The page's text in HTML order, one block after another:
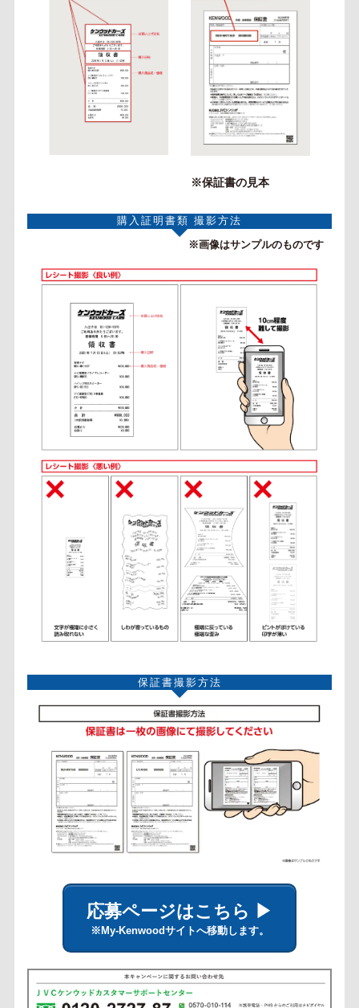
※保証書の見本
購入証明書類 撮影方法
※画像はサンプルのものです
保証書撮影方法
応募ページはこちら ▶
※My-Kenwoodサイトへ移動します。